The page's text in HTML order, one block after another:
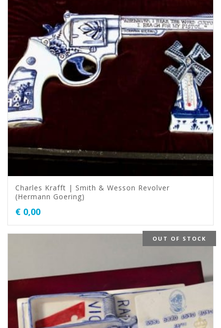
Charles Krafft | Smith & Wesson Revolver
(Hermann Goering)
€ 0,00
OUT OF STOCK